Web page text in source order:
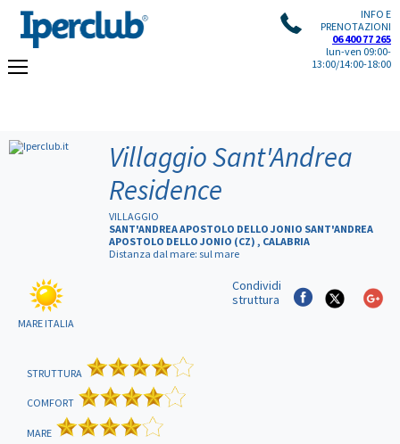
INFO E
PRENOTAZIONI
06 400 77 265
lun-ven 09:00-
13:00/14:00-18:00
Villaggio Sant'Andrea
Residence
VILLAGGIO
SANT'ANDREA APOSTOLO DELLO JONIO SANT'ANDREA
APOSTOLO DELLO JONIO (CZ) , CALABRIA
Distanza dal mare: sul mare
MARE ITALIA
Condividi
struttura
STRUTTURA
COMFORT
MARE